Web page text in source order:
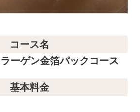
コース名
ラーゲン金箔パックコース
基本料金